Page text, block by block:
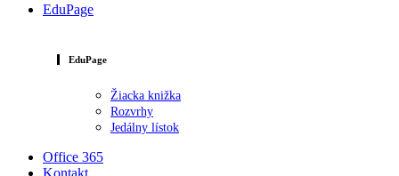
EduPage
EduPage
Žiacka knižka
Rozvrhy
Jedálny lístok
Office 365
Kontakt